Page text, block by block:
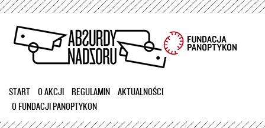
Przejdź
treści
START O AKCJI REGULAMIN
AKTUALNOŚCI
O FUNDACJI PANOPTYKON